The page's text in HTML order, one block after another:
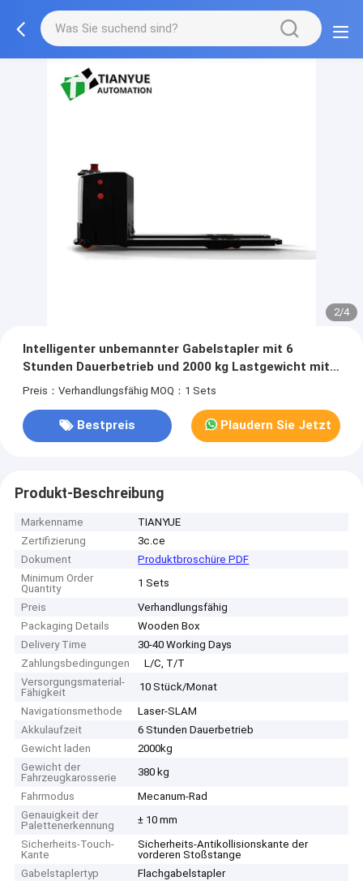
2/4
Intelligenter unbemannter Gabelstapler mit 6
Stunden Dauerbetrieb und 2000 kg Lastgewicht mit
Laser-SLAM-Navigation
Preis：Verhandlungsfähig MOQ：1 Sets
Bestpreis Plaudern Sie Jetzt
Produkt-Beschreibung
Markenname
TIANYUE
Zertifizierung
3c.ce
Dokument
Produktbroschüre PDF
Minimum Order
Quantity
1 Sets
Preis
Verhandlungsfähig
Packaging Details
Wooden Box
Delivery Time
30-40 Working Days
Zahlungsbedingungen
L/C, T/T
Versorgungsmaterial-
Fähigkeit
10 Stück/Monat
Navigationsmethode
Laser-SLAM
Akkulaufzeit
6 Stunden Dauerbetrieb
Gewicht laden
2000kg
Gewicht der
Fahrzeugkarosserie
380 kg
Fahrmodus
Mecanum-Rad
Genauigkeit der
Palettenerkennung
± 10 mm
Sicherheits-Touch-
Kante
Sicherheits-Antikollisionskante der
vorderen Stoßstange
Gabelstaplertyp
Flachgabelstapler